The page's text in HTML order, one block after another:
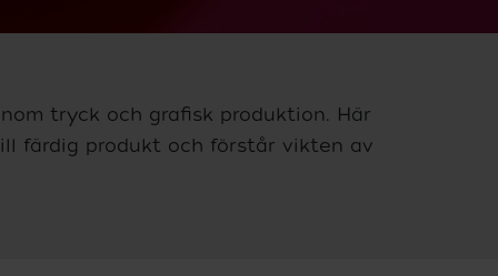
tryck och grafisk produktion. Här
färdig produkt och förstår vikten av